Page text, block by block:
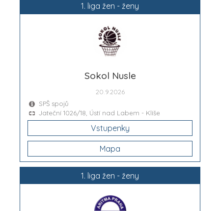
1. liga žen - ženy
Sokol Nusle
20.9.2026
SPŠ spojů
Jateční 1026/18, Ústí nad Labem - Klíše
Vstupenky
Mapa
1. liga žen - ženy